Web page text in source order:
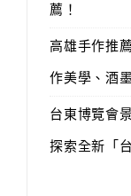
薦！
高雄手作推
作美學、酒
台東博覽會
探索全新「